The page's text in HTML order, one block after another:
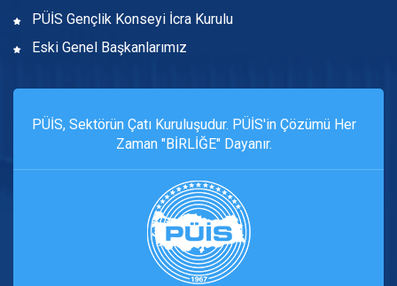
PÜİS Gençlik Konseyi İcra Kurulu
Eski Genel Başkanlarımız
PÜİS, Sektörün Çatı Kuruluşudur. PÜİS'in Çözümü Her
Zaman "BİRLİĞE" Dayanır.